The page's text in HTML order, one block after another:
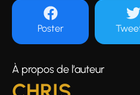
Poster
À propos de l’auteur